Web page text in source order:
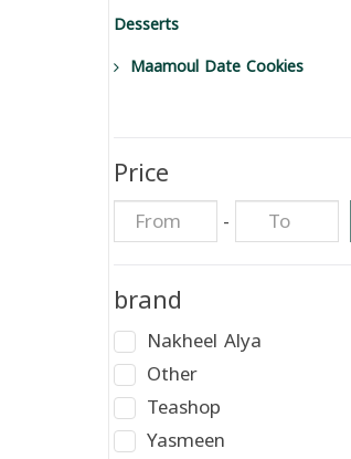
Desserts
Maamoul Date Cookies
Price
-
brand
Nakheel Alya
Other
Teashop
Yasmeen